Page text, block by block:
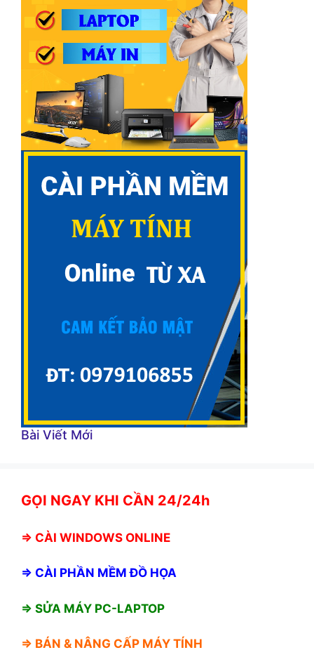
Bài Viết Mới
GỌI NGAY KHI CẦN 24/24h
⇒ CÀI WINDOWS ONLINE
⇒ CÀI PHẦN MỀM ĐỒ HỌA
⇒ SỬA MÁY PC-LAPTOP
⇒ BÁN & NÂNG CẤP MÁY TÍNH